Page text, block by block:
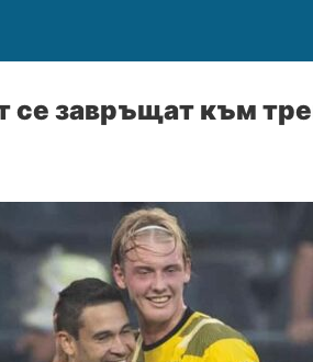
се завръщат към